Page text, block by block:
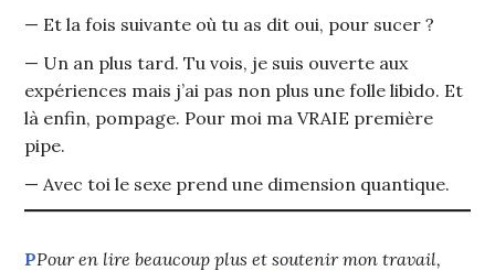
— Et la fois suivante où tu as dit oui, pour sucer ?
— Un an plus tard. Tu vois, je suis ouverte aux
expériences mais j’ai pas non plus une folle libido. Et
là enfin, pompage. Pour moi ma VRAIE première
pipe.
— Avec toi le sexe prend une dimension quantique.
PPour en lire beaucoup plus et soutenir mon travail,